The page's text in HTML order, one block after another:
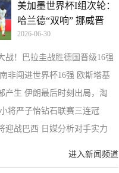
美加墨世界杯I组次轮：
哈兰德“双响” 挪威晋
2026-06-30
战！巴拉圭战胜德国晋级16强
非闯进世界杯16强 欧斯塔基
产生 伊朗最后时刻出局，淘
将严子怡钻石联赛三连冠
迎战巴西 日媒分析对手实力
进入新闻频道